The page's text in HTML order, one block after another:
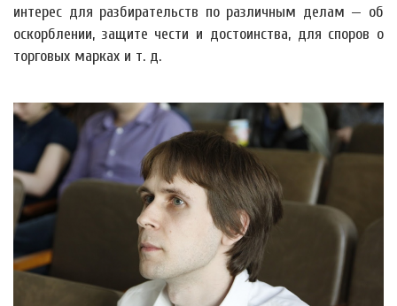
интерес для разбирательств по различным делам — об
оскорблении, защите чести и достоинства, для споров о
торговых марках и т. д.